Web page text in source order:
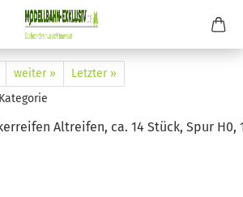
weiter »
Letzter »
Altreifen, ca. 14 Stück, Spur H0,